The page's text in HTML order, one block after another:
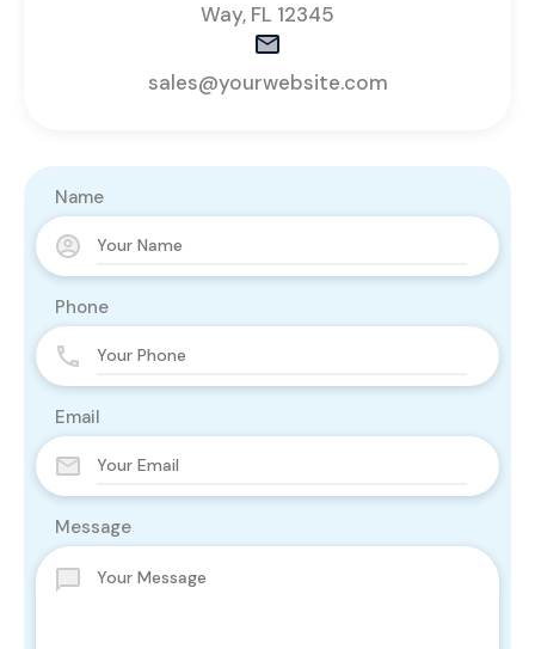
Way, FL 12345
sales@yourwebsite.com
Name
Phone
Email
Message